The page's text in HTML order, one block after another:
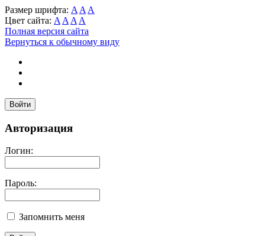
Размер шрифта: A A A
Цвет сайта: A A A A
Полная версия сайта
Вернуться к обычному виду
Войти
Авторизация
Логин:
Пароль:
Запомнить меня